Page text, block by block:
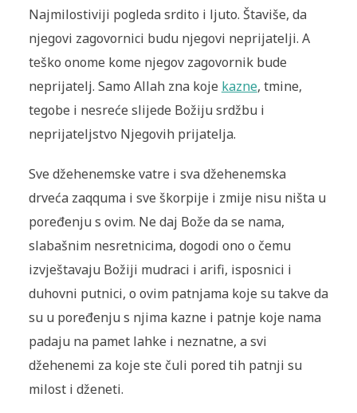
Najmilostiviji pogleda srdito i ljuto. Štaviše, da
njegovi zagovornici budu njegovi neprijatelji. A
teško onome kome njegov zagovornik bude
neprijatelj. Samo Allah zna koje kazne, tmine,
tegobe i nesreće slijede Božiju srdžbu i
neprijateljstvo Njegovih prijatelja.
Sve džehenemske vatre i sva džehenemska
drveća zaqquma i sve škorpije i zmije nisu ništa u
poređenju s ovim. Ne daj Bože da se nama,
slabašnim nesretnicima, dogodi ono o čemu
izvještavaju Božiji mudraci i arifi, isposnici i
duhovni putnici, o ovim patnjama koje su takve da
su u poređenju s njima kazne i patnje koje nama
padaju na pamet lahke i neznatne, a svi
džehenemi za koje ste čuli pored tih patnji su
milost i dženeti.